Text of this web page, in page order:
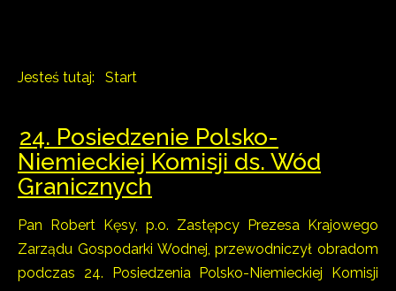
Jesteś tutaj: Start
24. Posiedzenie Polsko-
Niemieckiej Komisji ds. Wód
Granicznych
Pan Robert Kęsy, p.o. Zastępcy Prezesa Krajowego
Zarządu Gospodarki Wodnej, przewodniczył obradom
podczas 24. Posiedzenia Polsko-Niemieckiej Komisji